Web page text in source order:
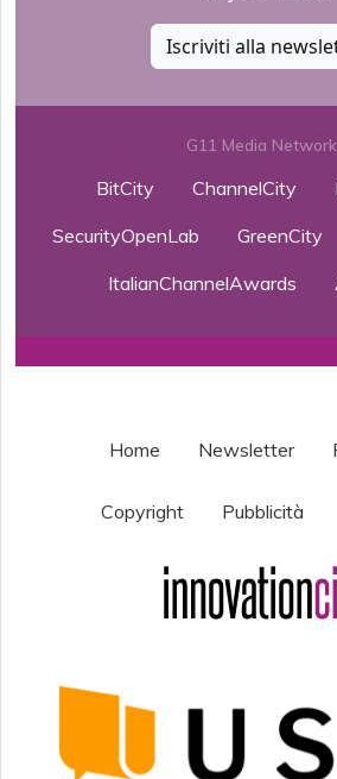
Iscriviti alla
G11 Media
BitCity ChannelCity
SecurityOpenLab
GreenCity
ItalianChannelAwards
Home Newsletter
Copyright Pubblicità